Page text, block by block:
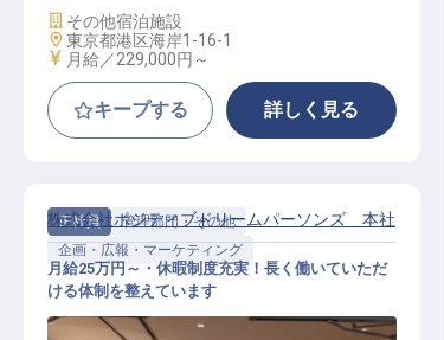
施設業態
その他宿泊施設
勤務地
東京都港区海岸1-16-1
給与
月給／229,000円～
キープする 詳しく見る
正社員
管理部門・その他
企画・広報・マーケティング
株式会社ポジティブドリームパーソンズ 本社
月給25万円～・休暇制度充実！長く働いていただ
ける体制を整えています